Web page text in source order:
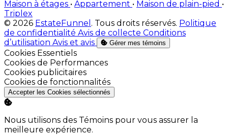
Maison à étages • Appartement • Maison de plain-pied •
Triplex
© 2026 EstateFunnel . Tous droits réservés. Politique
de confidentialité Avis de collecte Conditions
d’utilisation Avis et avis Gérer mes témoins
Activer
Cookies Essentiels
Activer
Cookies de Performances
Activer
Cookies publicitaires
Activer
Cookies de fonctionnalités
Accepter les Cookies sélectionnés
Nous utilisons des Témoins pour vous assurer la
meilleure expérience.